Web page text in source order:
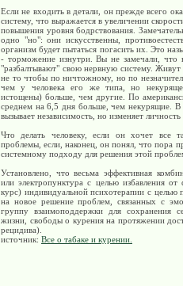
Если не входить в детали, он прежде всего
систему, что выражается в увеличении
повышения уровня бодрствования.
одно "но": они искусственны,
организм будет пытаться погасить их. Это
- торможение изнутри. Вы не замечали, что
"разбалтывают" свою нервную систему.
не то чтобы по ничтожному, но по
чем у человека его же типа, но
истощены) больше, чем другие. По
среднем на 6,5 дня больше, чем некурящие.
вызывает независимость, но изменяет
Что делать человеку, если он хочет все
проблемы, если, наконец, он понял, что пора
системному подходу для решения этой
Установлено, что весьма эффективная
или электропунктура с целью избавления
курс) индивидуальной психотерапии с целью
на новое решение проблем, связанных с
группу взаимоподдержки для сохранения
жизни, свободы о курения на протяжении
рецидива).
источник: Все о табаке и курении.